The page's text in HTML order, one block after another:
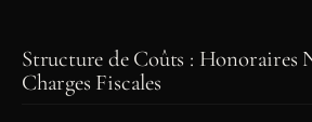
Structure de Coûts : Honoraires
Charges Fiscales